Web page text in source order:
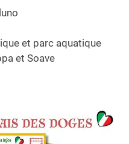
et parc aquatique
et Soave